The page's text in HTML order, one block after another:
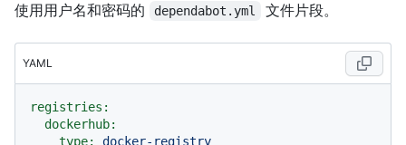
使用用户名和密码的
dependabot.yml 文件片段。
YAML
registries:
dockerhub:
type:
docker-registry